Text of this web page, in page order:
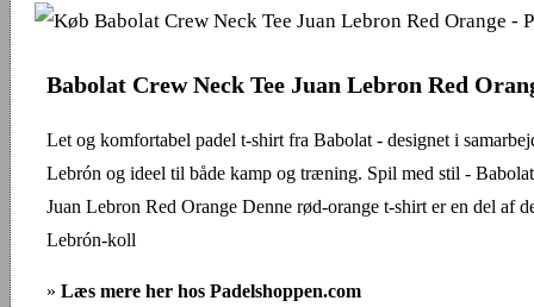
Babolat Crew Neck Tee Juan Lebron Red
Let og komfortabel padel t-shirt fra Babolat - designet i
Lebrón og ideel til både kamp og træning. Spil med stil -
Juan Lebron Red Orange Denne rød-orange t-shirt er en del af
Lebrón-koll
» Læs mere her hos Padelshoppen.com